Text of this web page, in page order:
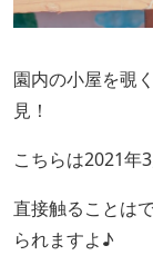
園内の小屋を覗
見！
こちらは2021年
直接触ることは
られますよ♪